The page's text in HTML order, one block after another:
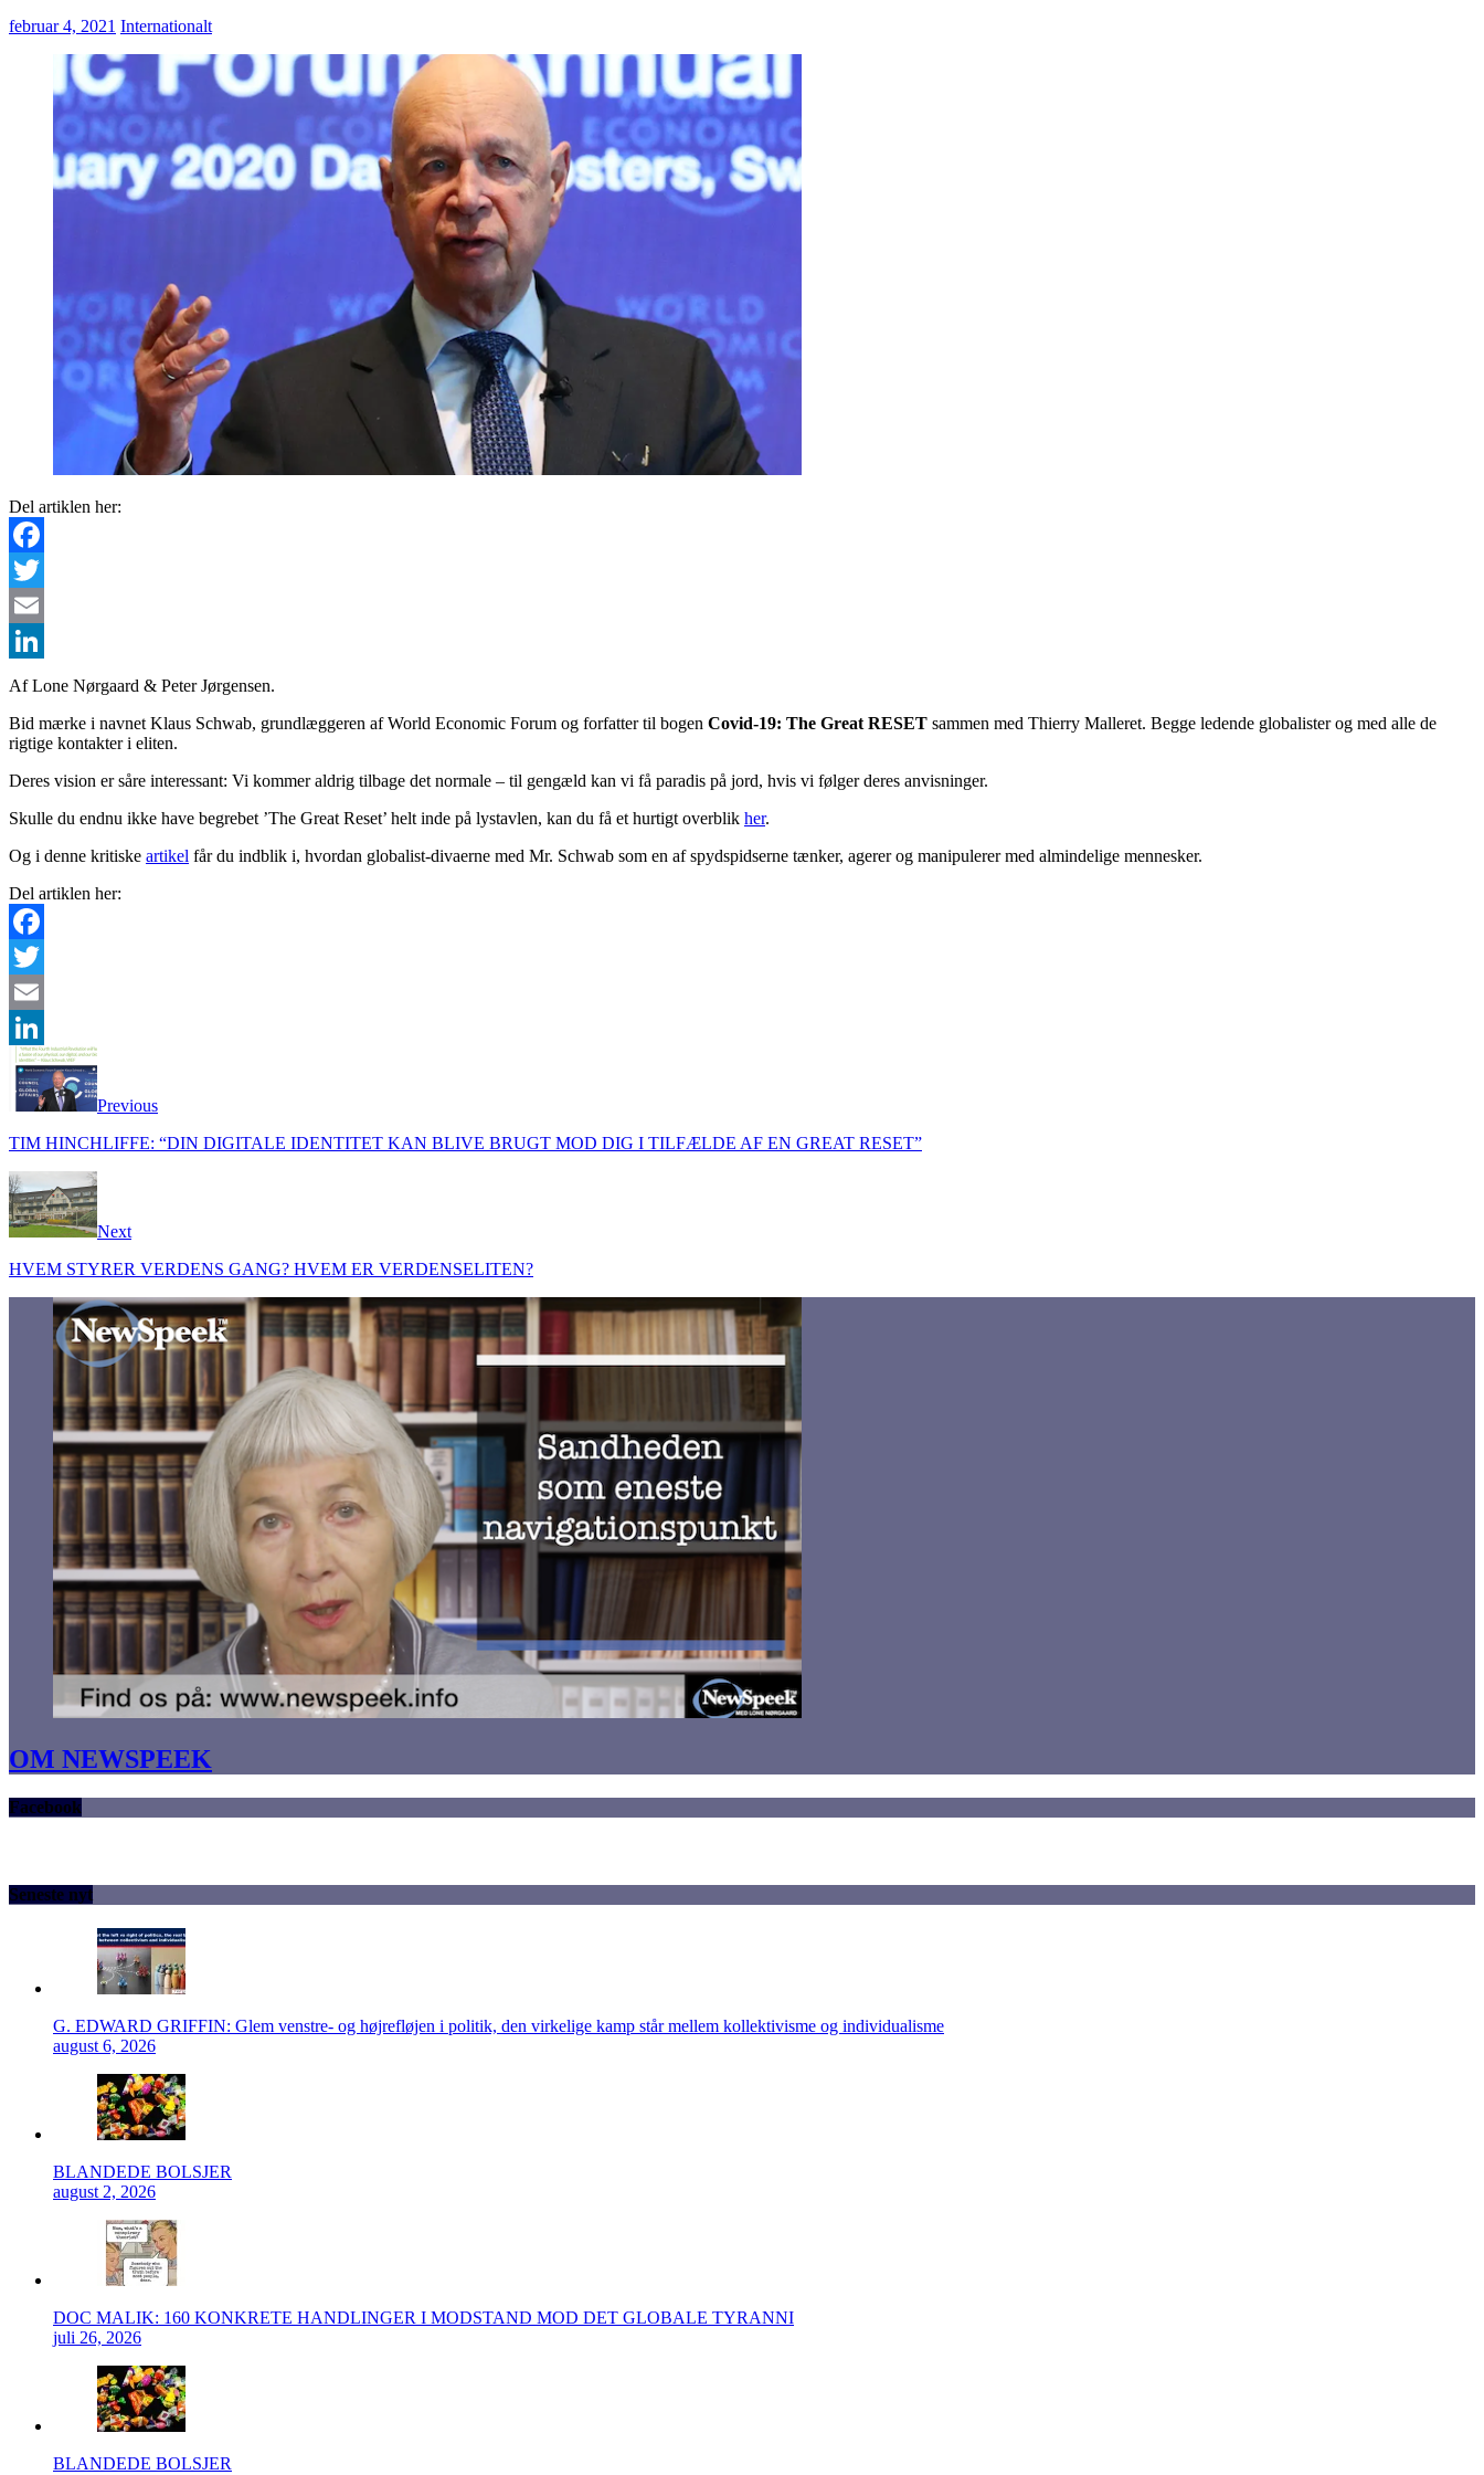
februar 4, 2021 Internationalt
Del artiklen her:
Facebook
Twitter
Email
LinkedIn
Af Lone Nørgaard & Peter Jørgensen.
Bid mærke i navnet Klaus Schwab, grundlæggeren af World Economic Forum og forfatter til bogen Covid-19: The Great RESET sammen med Thierry Malleret. Begge ledende globalister og med alle de
rigtige kontakter i eliten.
Deres vision er såre interessant: Vi kommer aldrig tilbage det normale – til gengæld kan vi få paradis på jord, hvis vi følger deres anvisninger.
Skulle du endnu ikke have begrebet ’The Great Reset’ helt inde på lystavlen, kan du få et hurtigt overblik her.
Og i denne kritiske artikel får du indblik i, hvordan globalist-divaerne med Mr. Schwab som en af spydspidserne tænker, agerer og manipulerer med almindelige mennesker.
Del artiklen her:
Facebook
Twitter
Email
LinkedIn
Previous
TIM HINCHLIFFE: “DIN DIGITALE IDENTITET KAN BLIVE BRUGT MOD DIG I TILFÆLDE AF EN GREAT RESET”
Next
HVEM STYRER VERDENS GANG? HVEM ER VERDENSELITEN?
OM NEWSPEEK
Facebook
Seneste nyt
G. EDWARD GRIFFIN: Glem venstre- og højrefløjen i politik, den virkelige kamp står mellem kollektivisme og individualisme
august 6, 2026
BLANDEDE BOLSJER
august 2, 2026
DOC MALIK: 160 KONKRETE HANDLINGER I MODSTAND MOD DET GLOBALE TYRANNI
juli 26, 2026